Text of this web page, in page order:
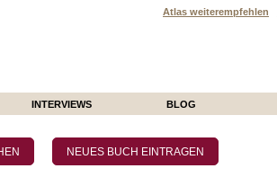
Atlas weiterempfehlen
INTERVIEWS BLOG